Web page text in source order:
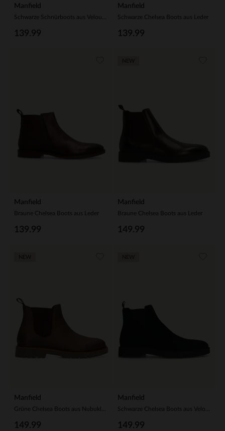
Manfield
139.99
Manfield
Schwarze Chelsea Boots aus Leder
139.99
Manfield
Braune Chelsea Boots aus Leder
139.99
Manfield
Braune Chelsea Boots aus Leder
149.99
Manfield
149.99
Manfield
149.99